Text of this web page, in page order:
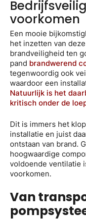
voorkomen
Een mooie
het inzetten van
brandveiligheid ten
pand brandwerend
tegenwoordig ook
waardoor een
Natuurlijk is het
kritisch onder de
Dit is immers het
installatie en juist
ontstaan van brand.
hoogwaardige
voldoende ventilatie
voorkomen.
Van